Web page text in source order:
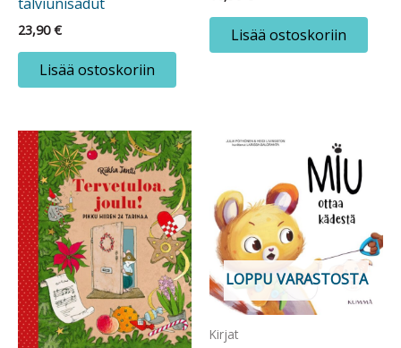
23,90€
Lisää ostoskoriin
Lisää ostoskoriin
LOPPU VARASTOSTA
Kirjat